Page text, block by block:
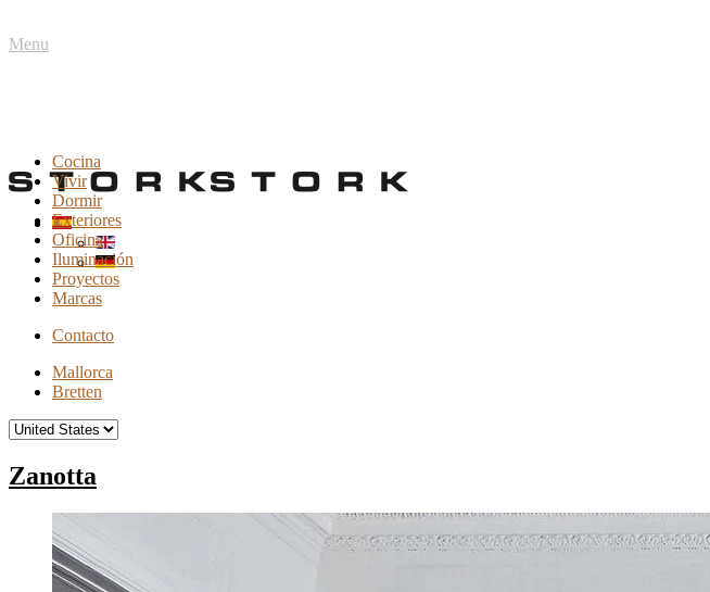
Menu
Cocina
Vivir
Dormir
Exteriores
Oficina
Iluminación
Proyectos
Marcas
Contacto
Mallorca
Bretten
Zanotta